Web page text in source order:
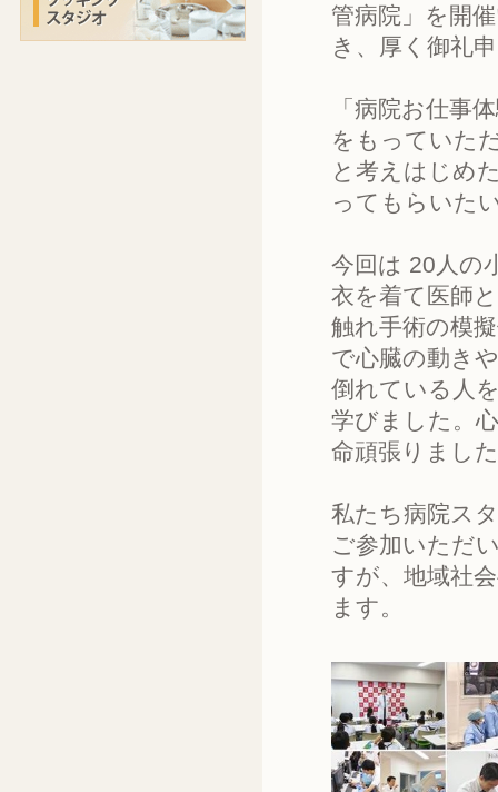
管病院」を開
き、厚く御礼
「病院お仕事
をもっていた
と考えはじめ
ってもらいた
今回は 20人の
衣を着て医師
触れ手術の模
で心臓の動き
倒れている人
学びました。
命頑張りまし
私たち病院ス
ご参加いただ
すが、地域社
ます。